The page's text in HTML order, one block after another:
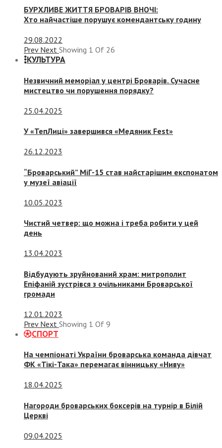
БУРХЛИВЕ ЖИТТЯ БРОВАРІВ ВНОЧІ:
Хто найчастіше порушує комендантську годину
29.08.2022
Prev Next Showing 1 Of 26
КУЛЬТУРА
Незвичний меморіал у центрі Броварів. Сучасне
мистецтво чи порушення порядку?
25.04.2025
У «ТепЛиці» завершився «Медяник Fest»
26.12.2023
“Броварський” МіГ-15 став найстарішим експонатом
у музеї авіації
10.05.2023
Чистий четвер: що можна і треба робити у цей
день
13.04.2023
Відбудують зруйнований храм: митрополит
Епіфаній зустрівся з очільниками Броварської
громади
12.01.2023
Prev Next Showing 1 Of 9
СПОРТ
На чемпіонаті України броварська команда дівчат
ФК «Тікі-Така» перемагає вінницьку «Ниву»
18.04.2025
Нагороди броварських боксерів на турнір в Білій
Церкві
09.04.2025